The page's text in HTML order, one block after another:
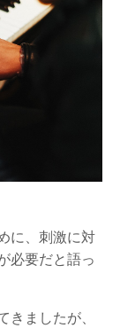
に、刺激に対
必要だと語っ
ましたが、